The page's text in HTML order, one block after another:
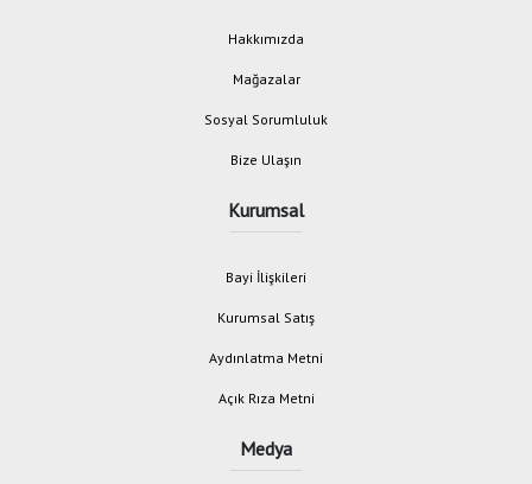
Hakkımızda
Mağazalar
Sosyal Sorumluluk
Bize Ulaşın
Kurumsal
Bayi İlişkileri
Kurumsal Satış
Aydınlatma Metni
Açık Rıza Metni
Medya